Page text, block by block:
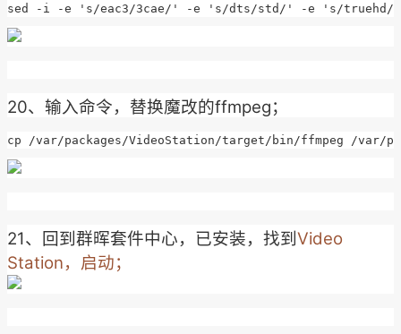
sed -i -e 's/eac3/3cae/' -e 's/dts/std/' -e 's/
20、输入命令，替换魔改的ffmpeg；
cp /var/packages/VideoStation/target/bin/ffmpeg /var/
21、回到群晖套件中心，已安装，找到 Video
Station，启动；